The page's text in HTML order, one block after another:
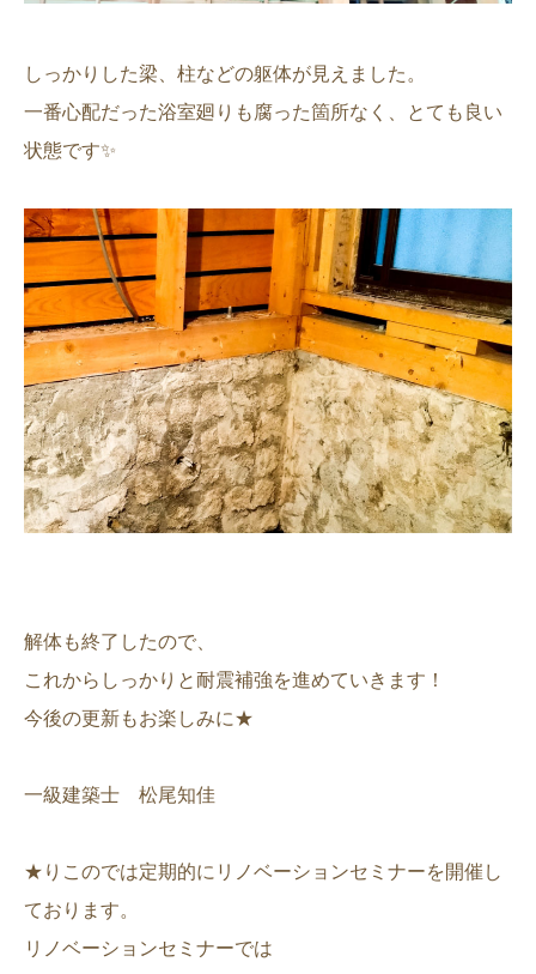
しっかりした梁、柱などの躯体が見えました。
一番心配だった浴室廻りも腐った箇所なく、とても良い
状態です✨
解体も終了したので、
これからしっかりと耐震補強を進めていきます！
今後の更新もお楽しみに★
一級建築士 松尾知佳
★りこのでは定期的にリノベーションセミナーを開催し
ております。
リノベーションセミナーでは